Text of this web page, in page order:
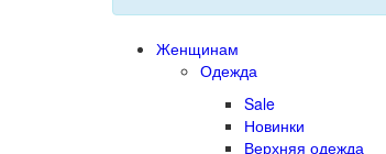
Женщинам
Одежда
Sale
Новинки
Верхняя одежда